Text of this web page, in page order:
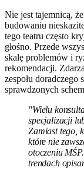
Nie jest tajemnicą,
budowaniu
tego teatru często
głośno. Przede
skalę problemów i
rekomendacji.
zespołu doradczego
sprawdzonych
"Wielu
specjalizacji
Zamiast tego,
które nie
otoczeniu
trendach